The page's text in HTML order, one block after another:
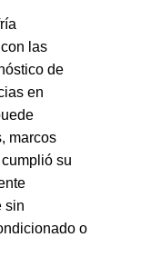
las
de
en
marcos
su
sin
o